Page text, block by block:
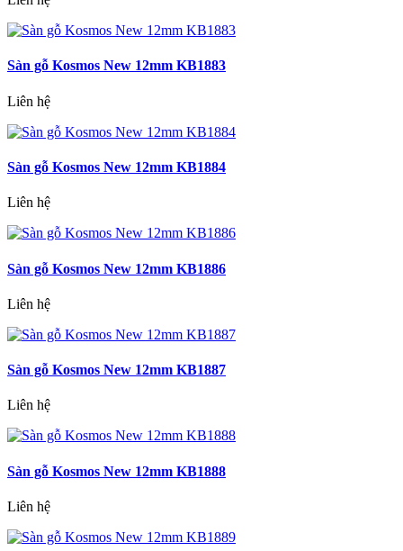
Sàn gỗ Kosmos New 12mm KB1883
Liên hệ
Sàn gỗ Kosmos New 12mm KB1884
Liên hệ
Sàn gỗ Kosmos New 12mm KB1886
Liên hệ
Sàn gỗ Kosmos New 12mm KB1887
Liên hệ
Sàn gỗ Kosmos New 12mm KB1888
Liên hệ